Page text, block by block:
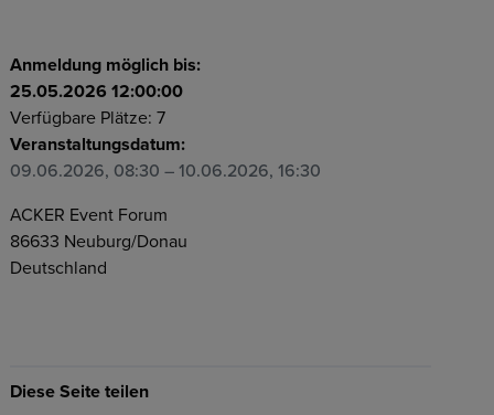
Anmeldung möglich bis:
25.05.2026 12:00:00
Verfügbare Plätze: 7
Veranstaltungsdatum:
09.06.2026, 08:30 – 10.06.2026, 16:30
ACKER Event Forum
86633 Neuburg/Donau
Deutschland
Diese Seite teilen